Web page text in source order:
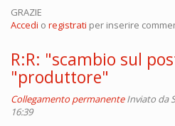
GRAZIE
Accedi o registrati per inserire
R:R: "scambio sul
"produttore"
Collegamento permanente Inviato da
16:39